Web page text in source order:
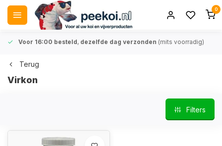
0
Voor 16:00 besteld, dezelfde dag verzonden (mits voorradig)
Terug
Virkon
Filters